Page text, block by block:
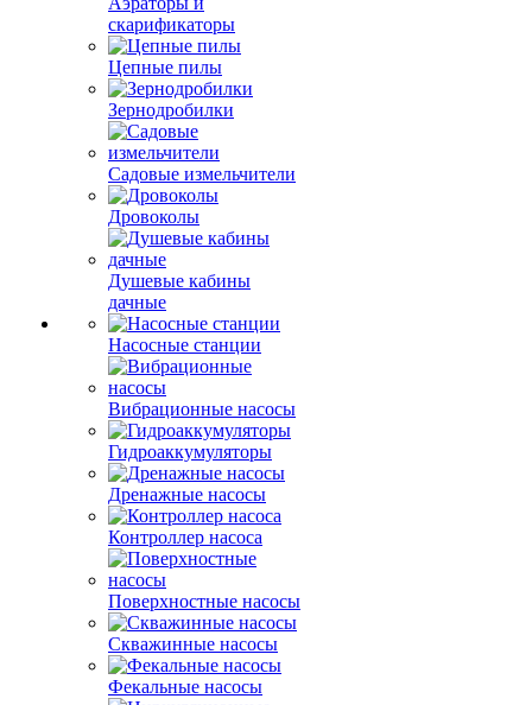
скарификаторы
Цепные пилы
Зернодробилки
Садовые измельчители
Дровоколы
Душевые кабины
дачные
Насосные станции
Вибрационные насосы
Гидроаккумуляторы
Дренажные насосы
Контроллер насоса
Поверхностные насосы
Скважинные насосы
Фекальные насосы